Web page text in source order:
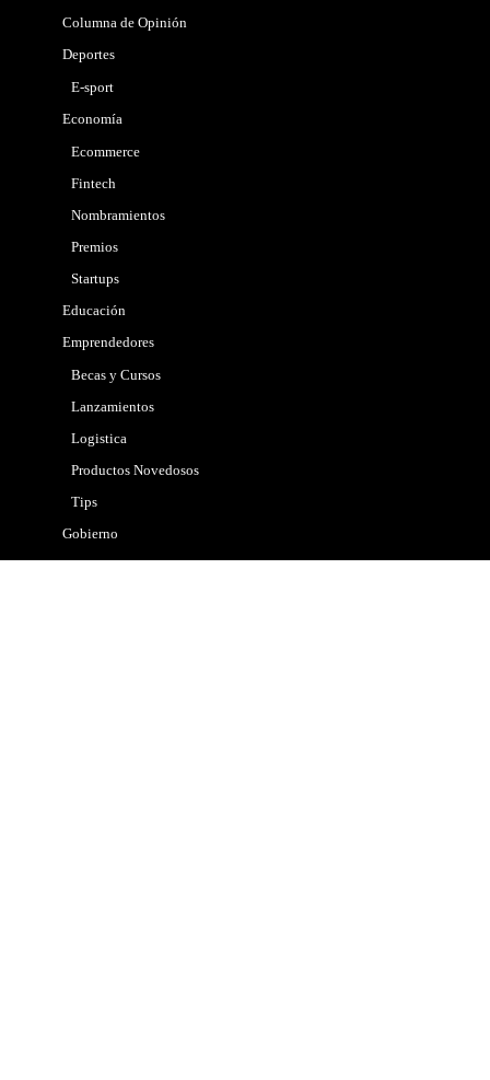
Columna de Opinión
Deportes
E-sport
Economía
Ecommerce
Fintech
Nombramientos
Premios
Startups
Educación
Emprendedores
Becas y Cursos
Lanzamientos
Logistica
Productos Novedosos
Tips
Gobierno
Internacional